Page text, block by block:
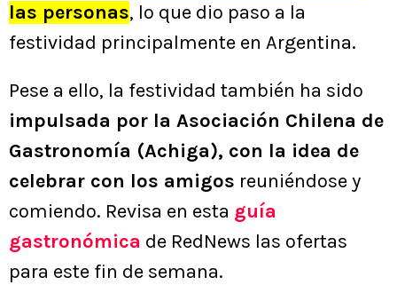
las personas, lo que dio paso a la
festividad principalmente en Argentina.
Pese a ello, la festividad también ha sido
impulsada por la Asociación Chilena de
Gastronomía (Achiga), con la idea de
celebrar con los amigos reuniéndose y
comiendo. Revisa en esta guía
gastronómica de RedNews las ofertas
para este fin de semana.